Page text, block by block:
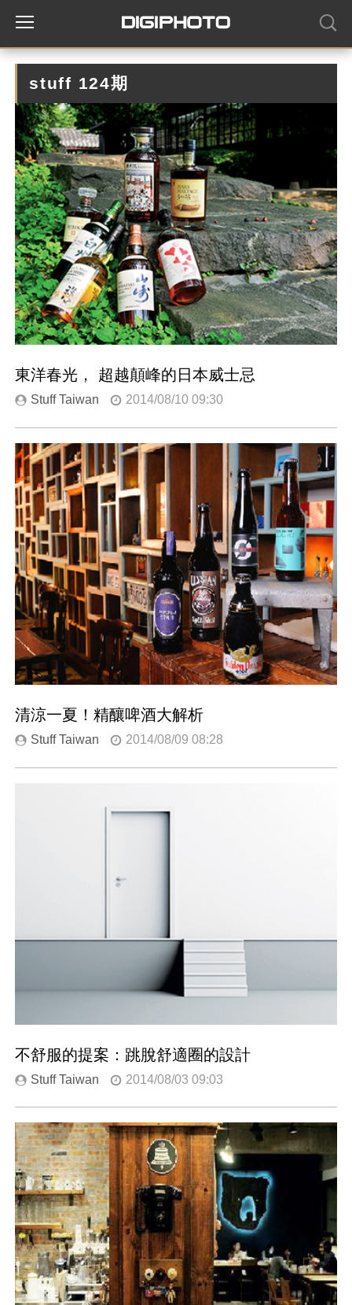
stuff 124期
東洋春光， 超越顛峰的日本威士忌
Stuff Taiwan 2014/08/10 09:30
清涼一夏！精釀啤酒大解析
Stuff Taiwan 2014/08/09 08:28
不舒服的提案：跳脫舒適圈的設計
Stuff Taiwan 2014/08/03 09:03